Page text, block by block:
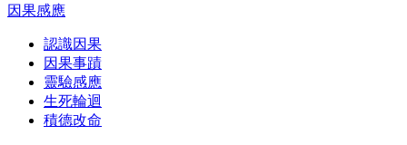
因果感應
認識因果
因果事蹟
靈驗感應
生死輪迴
積德改命